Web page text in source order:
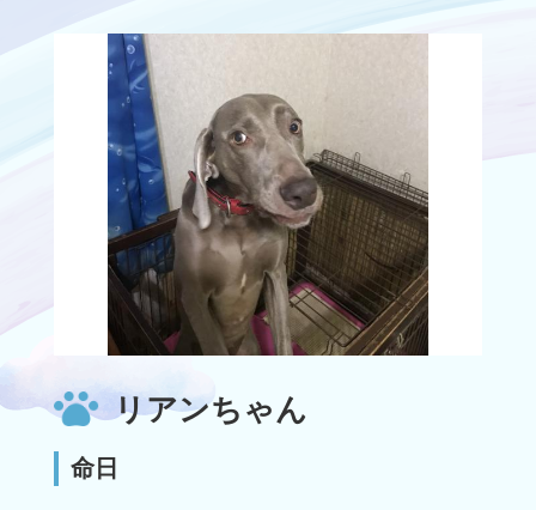
リアンちゃん
命日